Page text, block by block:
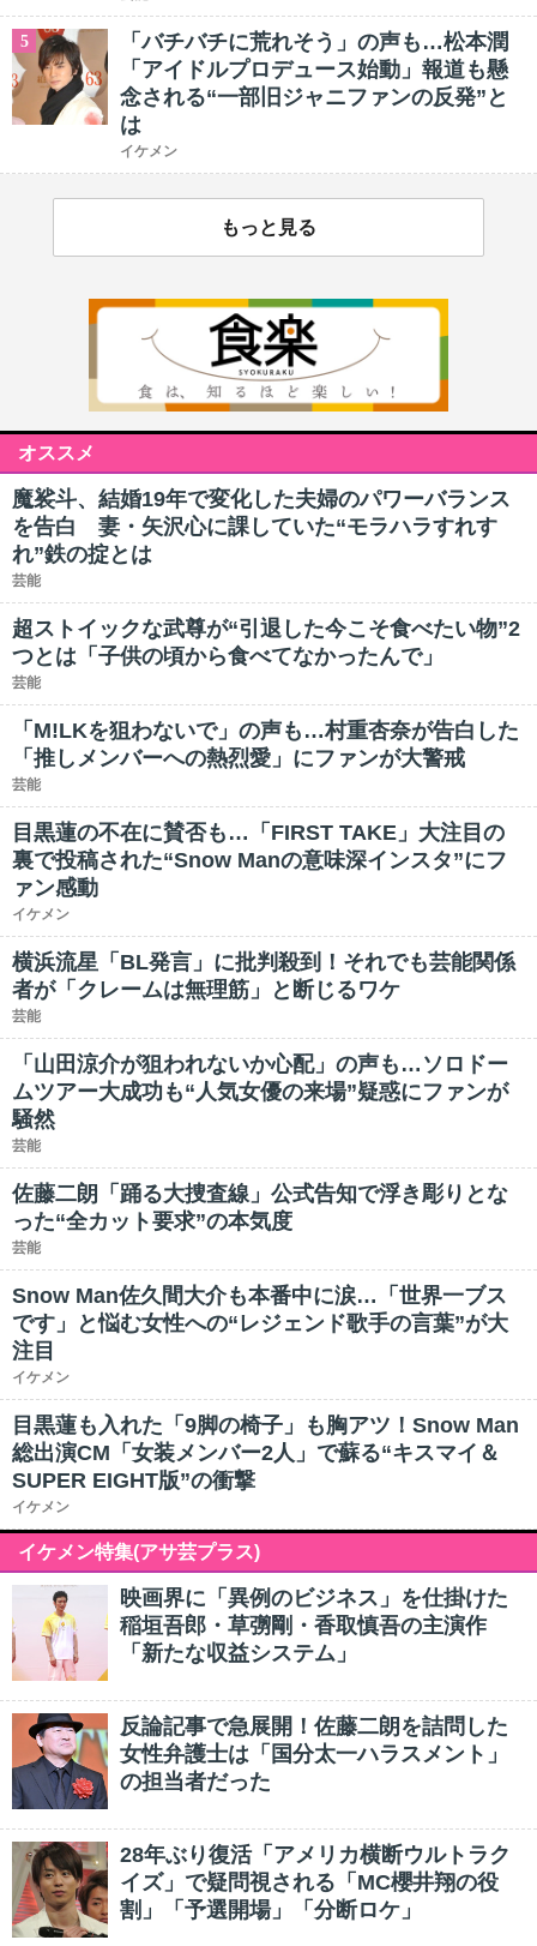
5
「バチバチに荒れそう」の声も…松本潤
「アイドルプロデュース始動」報道も懸
念される“一部旧ジャニファンの反発”と
は
イケメン
もっと見る
オススメ
魔裟斗、結婚19年で変化した夫婦のパワーバランス
を告白 妻・矢沢心に課していた“モラハラすれす
れ”鉄の掟とは
芸能
超ストイックな武尊が“引退した今こそ食べたい物”2
つとは「子供の頃から食べてなかったんで」
芸能
「M!LKを狙わないで」の声も…村重杏奈が告白した
「推しメンバーへの熱烈愛」にファンが大警戒
芸能
目黒蓮の不在に賛否も…「FIRST TAKE」大注目の
裏で投稿された“Snow Manの意味深インスタ”にフ
ァン感動
イケメン
横浜流星「BL発言」に批判殺到！それでも芸能関係
者が「クレームは無理筋」と断じるワケ
芸能
「山田涼介が狙われないか心配」の声も…ソロドー
ムツアー大成功も“人気女優の来場”疑惑にファンが
騒然
芸能
佐藤二朗「踊る大捜査線」公式告知で浮き彫りとな
った“全カット要求”の本気度
芸能
Snow Man佐久間大介も本番中に涙…「世界一ブス
です」と悩む女性への“レジェンド歌手の言葉”が大
注目
イケメン
目黒蓮も入れた「9脚の椅子」も胸アツ！Snow Man
総出演CM「女装メンバー2人」で蘇る“キスマイ＆
SUPER EIGHT版”の衝撃
イケメン
イケメン特集(アサ芸プラス)
映画界に「異例のビジネス」を仕掛けた
稲垣吾郎・草彅剛・香取慎吾の主演作
「新たな収益システム」
反論記事で急展開！佐藤二朗を詰問した
女性弁護士は「国分太一ハラスメント」
の担当者だった
28年ぶり復活「アメリカ横断ウルトラク
イズ」で疑問視される「MC櫻井翔の役
割」「予選開場」「分断ロケ」